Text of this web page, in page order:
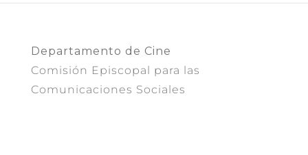
Departamento de Cine
Comisión Episcopal para las
Comunicaciones Sociales